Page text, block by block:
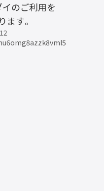
のご利用を
ます。